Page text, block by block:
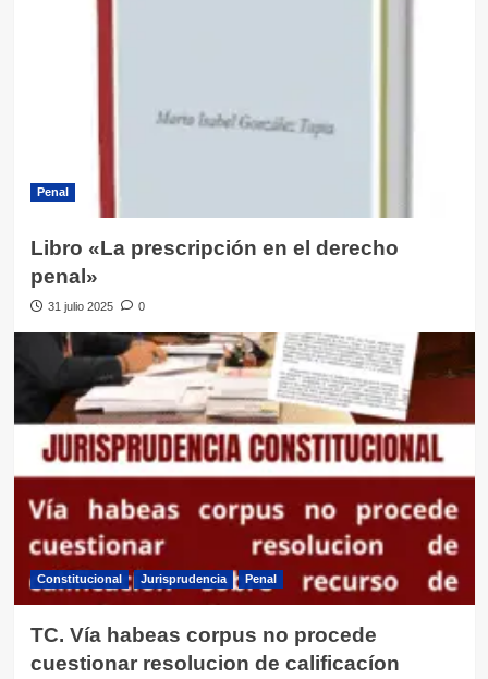
Penal
Libro «La prescripción en el derecho
penal»
31 julio 2025 0
Constitucional Jurisprudencia Penal
TC. Vía habeas corpus no procede
cuestionar resolucion de calificacíon